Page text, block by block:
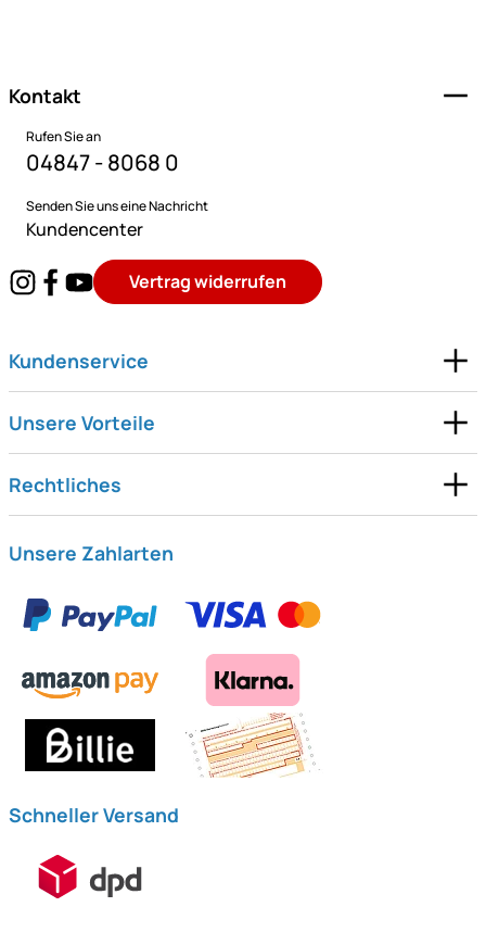
Kontakt
Rufen Sie an
04847 - 8068 0
Senden Sie uns eine Nachricht
Kundencenter
Vertrag widerrufen
Kundenservice
Unsere Vorteile
Rechtliches
Unsere Zahlarten
Schneller Versand